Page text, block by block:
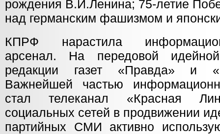
рождения В.И.Ленина; 75-летие
над германским фашизмом и
КПРФ нарастила
арсенал. На передовой
редакции газет «Правда» и
Важнейшей частью
стал телеканал «Красная
социальных сетей в продвижении
партийных СМИ активно